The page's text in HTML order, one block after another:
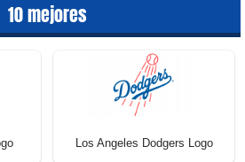
10 mejores
Los Angeles Dodgers Logo